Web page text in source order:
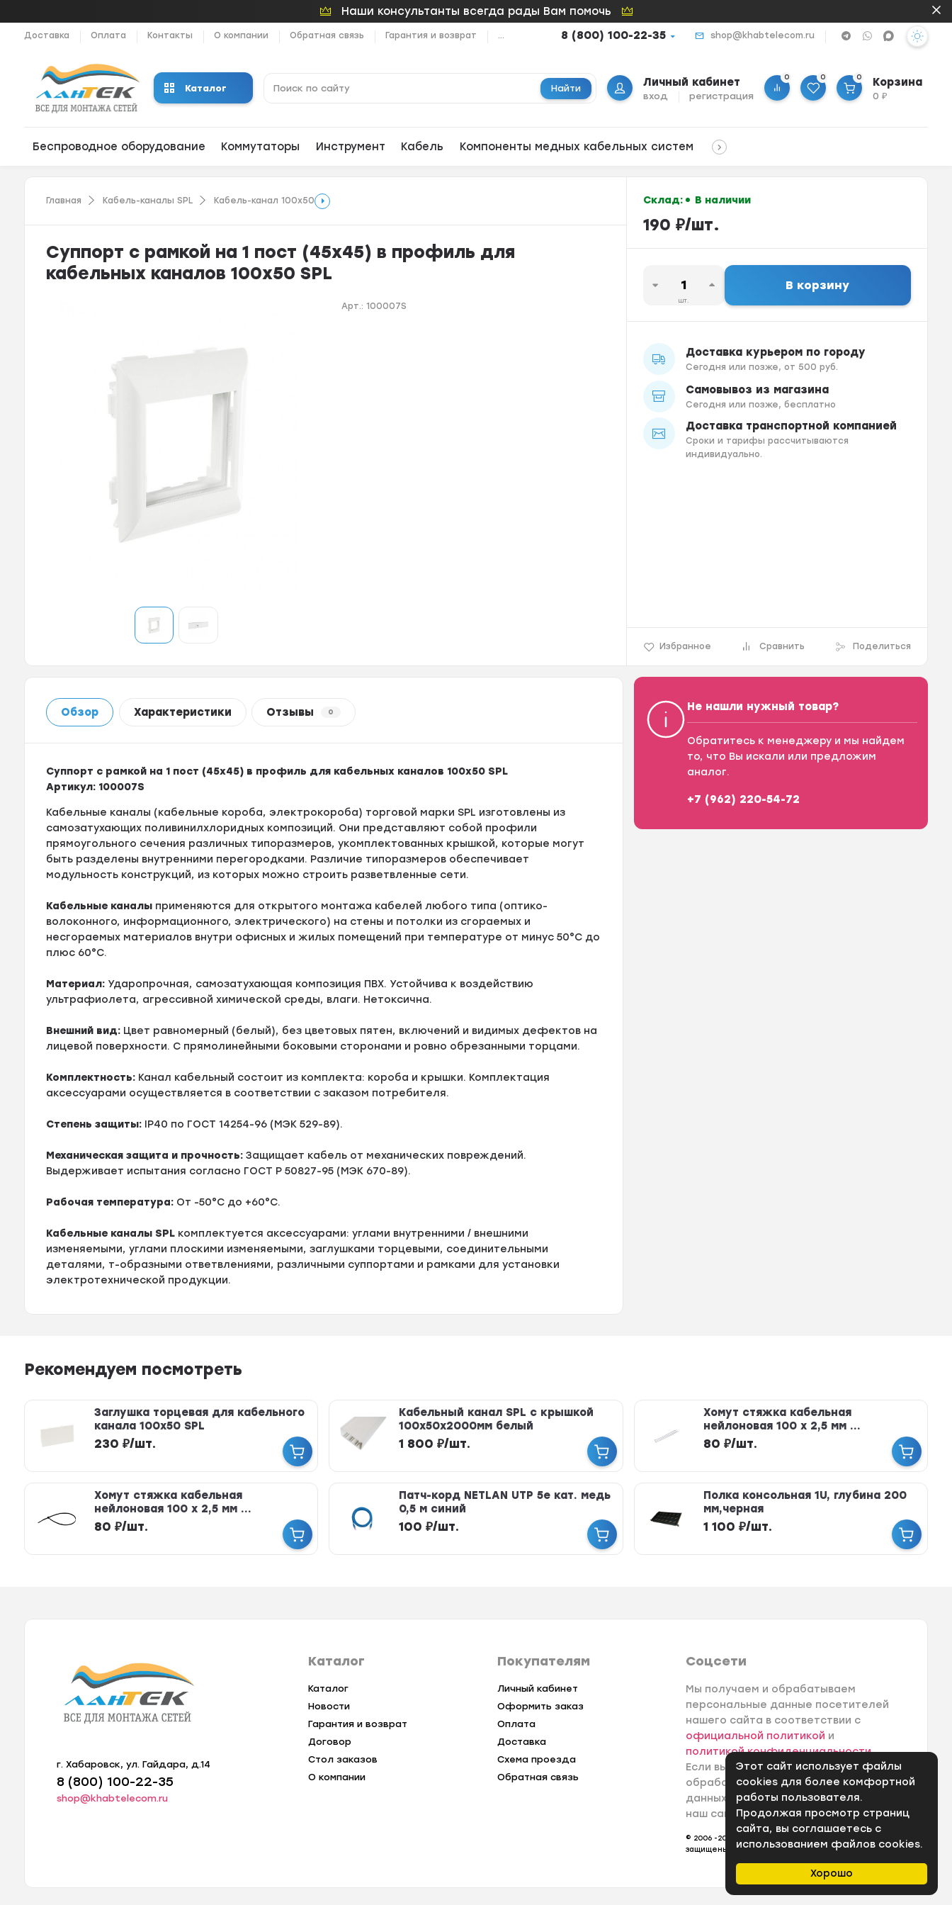
Хорошо
Этот сайт использует файлы
cookies для более комфортной
работы пользователя.
Продолжая просмотр страниц
сайта, вы соглашаетесь с
использованием файлов cookies.
Наши консультанты всегда рады Вам помочь
Доставка Оплата Контакты О компании Обратная связь Гарантия и возврат ... 8 (800) 100-22-35 shop@khabtelecom.ru
Каталог Найти Личный кабинет
вход регистрация
0 0 0 Корзина
0₽
Беспроводное оборудование Коммутаторы Инструмент Кабель Компоненты медных кабельных систем
Главная Кабель-каналы SPL Кабель-канал 100x50
Суппорт с рамкой на 1 пост (45х45) в профиль для
кабельных каналов 100х50 SPL
Арт.:100007S
Склад: В наличии
190 ₽/шт.
шт.
В корзину
Доставка курьером по городу
Сегодня или позже, от 500 руб.
Самовывоз из магазина
Сегодня или позже, бесплатно
Доставка транспортной компанией
Сроки и тарифы рассчитываются
индивидуально.
Избранное Сравнить Поделиться
Обзор Характеристики Отзывы 0
Суппорт с рамкой на 1 пост (45х45) в профиль для кабельных каналов 100х50 SPL
Артикул: 100007S
Кабельные каналы (кабельные короба, электрокороба) торговой марки SPL изготовлены из
самозатухающих поливинилхлоридных композиций. Они представляют собой профили
прямоугольного сечения различных типоразмеров, укомплектованных крышкой, которые могут
быть разделены внутренними перегородками. Различие типоразмеров обеспечивает
модульность конструкций, из которых можно строить разветвленные сети.
Кабельные каналы применяются для открытого монтажа кабелей любого типа (оптико-
волоконного, информационного, электрического) на стены и потолки из сгораемых и
несгораемых материалов внутри офисных и жилых помещений при температуре от минус 50°С до
плюс 60°С.
Материал: Ударопрочная, самозатухающая композиция ПВХ. Устойчива к воздействию
ультрафиолета, агрессивной химической среды, влаги. Нетоксична.
Внешний вид: Цвет равномерный (белый), без цветовых пятен, включений и видимых дефектов на
лицевой поверхности. С прямолинейными боковыми сторонами и ровно обрезанными торцами.
Комплектность: Канал кабельный состоит из комплекта: короба и крышки. Комплектация
аксессуарами осуществляется в соответствии с заказом потребителя.
Степень защиты: IP40 по ГОСТ 14254-96 (МЭК 529-89).
Механическая защита и прочность:Защищает кабель от механических повреждений.
Выдерживает испытания согласно ГОСТ Р 50827-95 (МЭК 670-89).
Рабочая температура: От -50°С до +60°С.
Кабельные каналы SPL комплектуется аксессуарами: углами внутренними / внешними
изменяемыми, углами плоскими изменяемыми, заглушками торцевыми, соединительными
деталями, т-образными ответвлениями, различными суппортами и рамками для установки
электротехнической продукции.
Не нашли нужный товар?
Обратитесь к менеджеру и мы найдем
то, что Вы искали или предложим
аналог.
+7 (962) 220-54-72
Рекомендуем посмотреть
Заглушка торцевая для кабельного
канала 100х50 SPL
230 ₽/шт.
Кабельный канал SPL с крышкой
100х50х2000мм белый
1 800 ₽/шт.
Хомут стяжка кабельная
нейлоновая 100 х 2,5 мм ...
80 ₽/шт.
Хомут стяжка кабельная
нейлоновая 100 х 2,5 мм ...
80 ₽/шт.
Патч-корд NETLAN UTP 5e кат. медь
0,5 м синий
100 ₽/шт.
Полка консольная 1U, глубина 200
мм,черная
1 100 ₽/шт.
г. Хабаровск, ул. Гайдара, д.14
8 (800) 100-22-35
shop@khabtelecom.ru
Каталог
Каталог
Новости
Гарантия и возврат
Договор
Стол заказов
О компании
Покупателям
Личный кабинет
Оформить заказ
Оплата
Доставка
Схема проезда
Обратная связь
Соцсети
Мы получаем и обрабатываем
персональные данные посетителей
нашего сайта в соответствии с
официальной политикой и
политикой конфиденциальности.
Если вы не даете согласия на
обработку своих персональных
данных, вам необходимо покинуть
наш сайт.
© 2006 -2026 Интернет-магазин Лантек. Все права
защищены.